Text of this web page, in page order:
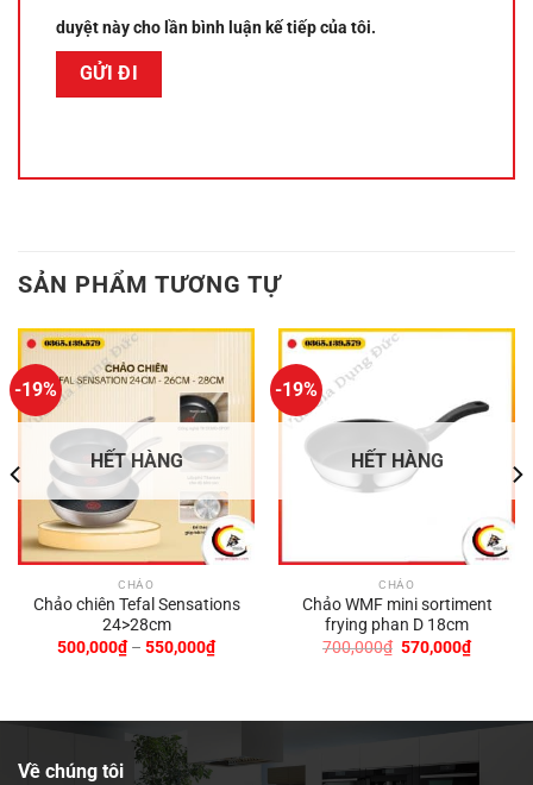
duyệt này cho lần bình luận kế tiếp của tôi.
SẢN PHẨM TƯƠNG TỰ
-19%
HẾT HÀNG
CHẢO
Chảo chiên Tefal Sensations
24>28cm
500,000₫ – 550,000₫Khoảng
giá:
550,000₫
-19%
HẾT HÀNG
CHẢO
Chảo WMF mini sortiment
frying phan D 18cm
700,000₫ Giá
570,000₫Giá
hiện
Về chúng tôi